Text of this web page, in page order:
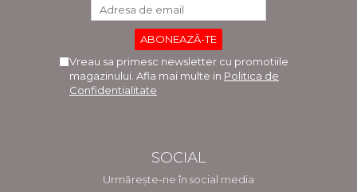
Vreau sa primesc newsletter cu promotiile
magazinului. Afla mai multe in Politica de
Confidentialitate
SOCIAL
Urmărește-ne în social media